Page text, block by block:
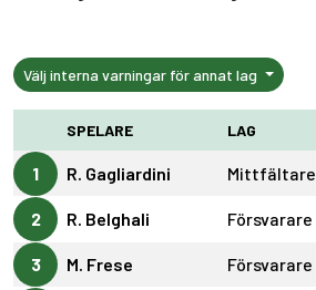
Välj interna varningar för annat lag
SPELARE LAG
1 R. Gagliardini Mittfältare
2 R. Belghali Försvarare
3 M. Frese Försvarare